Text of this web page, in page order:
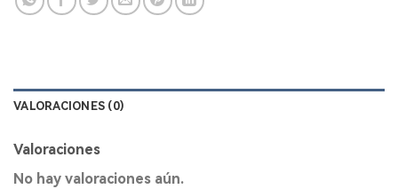
VALORACIONES (0)
Valoraciones
No hay valoraciones aún.